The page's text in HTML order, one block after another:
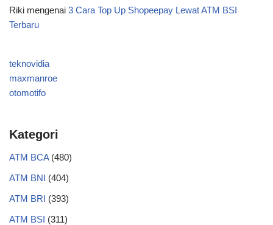
Riki mengenai 3 Cara Top Up Shopeepay Lewat ATM BSI
Terbaru
teknovidia
maxmanroe
otomotifo
Kategori
ATM BCA(480)
ATM BNI (404)
ATM BRI (393)
ATM BSI (311)